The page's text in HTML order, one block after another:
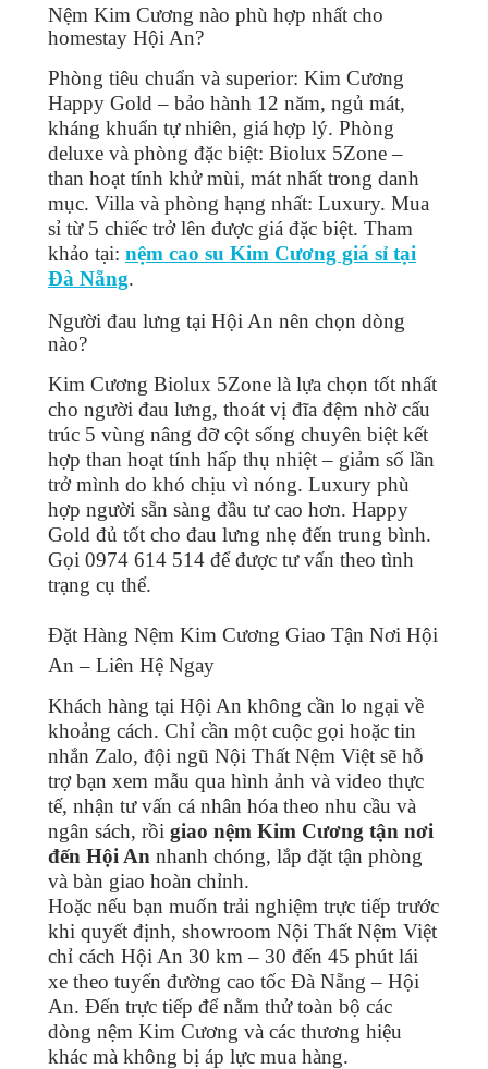
Nệm Kim Cương nào phù hợp nhất cho
homestay Hội An?
Phòng tiêu chuẩn và superior: Kim Cương
Happy Gold – bảo hành 12 năm, ngủ mát,
kháng khuẩn tự nhiên, giá hợp lý. Phòng
deluxe và phòng đặc biệt: Biolux 5Zone –
than hoạt tính khử mùi, mát nhất trong danh
mục. Villa và phòng hạng nhất: Luxury. Mua
sỉ từ 5 chiếc trở lên được giá đặc biệt. Tham
khảo tại: nệm cao su Kim Cương giá sỉ tại
Đà Nẵng.
Người đau lưng tại Hội An nên chọn dòng
nào?
Kim Cương Biolux 5Zone là lựa chọn tốt nhất
cho người đau lưng, thoát vị đĩa đệm nhờ cấu
trúc 5 vùng nâng đỡ cột sống chuyên biệt kết
hợp than hoạt tính hấp thụ nhiệt – giảm số lần
trở mình do khó chịu vì nóng. Luxury phù
hợp người sẵn sàng đầu tư cao hơn. Happy
Gold đủ tốt cho đau lưng nhẹ đến trung bình.
Gọi 0974 614 514 để được tư vấn theo tình
trạng cụ thể.
Đặt Hàng Nệm Kim Cương Giao Tận Nơi Hội
An – Liên Hệ Ngay
Khách hàng tại Hội An không cần lo ngại về
khoảng cách. Chỉ cần một cuộc gọi hoặc tin
nhắn Zalo, đội ngũ Nội Thất Nệm Việt sẽ hỗ
trợ bạn xem mẫu qua hình ảnh và video thực
tế, nhận tư vấn cá nhân hóa theo nhu cầu và
ngân sách, rồi giao nệm Kim Cương tận nơi
đến Hội An nhanh chóng, lắp đặt tận phòng
và bàn giao hoàn chỉnh.
Hoặc nếu bạn muốn trải nghiệm trực tiếp trước
khi quyết định, showroom Nội Thất Nệm Việt
chỉ cách Hội An 30 km – 30 đến 45 phút lái
xe theo tuyến đường cao tốc Đà Nẵng – Hội
An. Đến trực tiếp để nằm thử toàn bộ các
dòng nệm Kim Cương và các thương hiệu
khác mà không bị áp lực mua hàng.